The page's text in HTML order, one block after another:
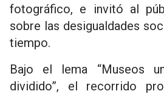
fotográfico, e invitó al
sobre las desigualdades
tiempo.
Bajo el lema “Museos
dividido”, el recorrido